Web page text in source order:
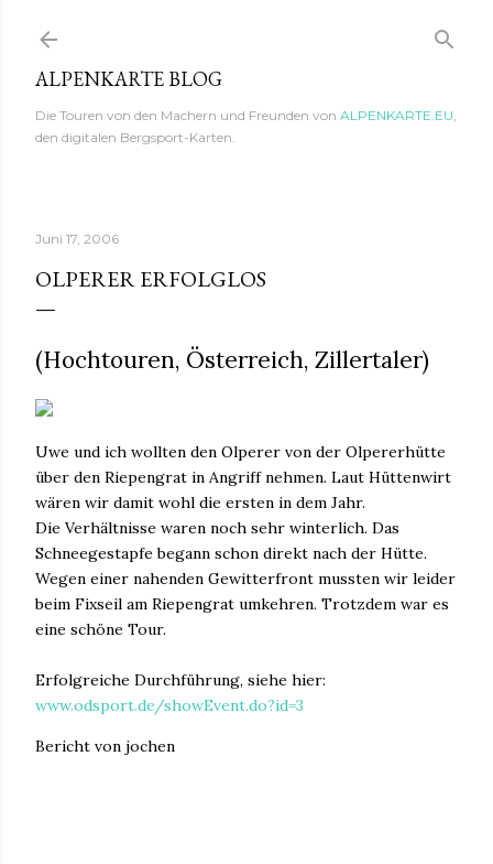
Direkt zum Hauptbereich
ALPENKARTE BLOG
Die Touren von den Machern und Freunden von ALPENKARTE.EU,
den digitalen Bergsport-Karten.
Juni 17, 2006
OLPERER ERFOLGLOS
(Hochtouren, Österreich, Zillertaler)
Uwe und ich wollten den Olperer von der Olpererhütte
über den Riepengrat in Angriff nehmen. Laut Hüttenwirt
wären wir damit wohl die ersten in dem Jahr.
Die Verhältnisse waren noch sehr winterlich. Das
Schneegestapfe begann schon direkt nach der Hütte.
Wegen einer nahenden Gewitterfront mussten wir leider
beim Fixseil am Riepengrat umkehren. Trotzdem war es
eine schöne Tour.
Erfolgreiche Durchführung, siehe hier:
www.odsport.de/showEvent.do?id=3
Bericht von jochen